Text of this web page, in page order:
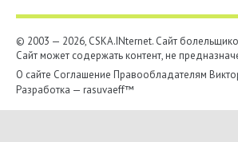
© 2003 — 2026, CSKA.INternet. Cайт
Сайт может содержать контент, не
О сайте Соглашение Правообладателям
Разработка — rasuvaeff™